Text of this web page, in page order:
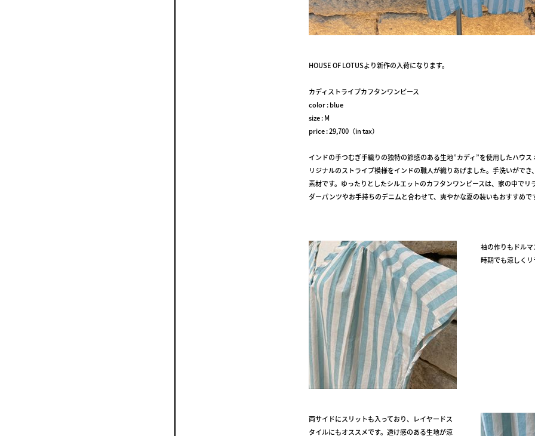
HOUSE OF LOTUSより新作の入荷になります。
カディストライプカフタンワンピース
color : blue
size : M
price : 29,700（in tax）
インドの手つむぎ手織りの独特の節感のある生地”カディ”を使用したハウス
リジナルのストライプ模様をインドの職人が織りあげました。手洗いがで
素材です。ゆったりとしたシルエットのカフタンワンピースは、家の中でリ
ダーパンツやお手持ちのデニムと合わせて、爽やかな夏の装いもおすすめで
袖の作りもドル
時期でも涼しく
両サイドにスリットも入っており、レイヤードス
タイルにもオススメです。透け感のある生地が涼